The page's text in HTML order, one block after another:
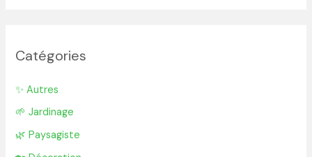
Catégories
✨ Autres
🌱 Jardinage
🌿 Paysagiste